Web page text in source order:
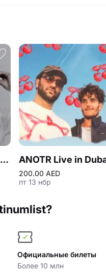
Charlotte de Witte at HIVE, Soho Garden in Dubai
200.00 AED
пт 13 нбр
Официальные билеты
Более 10 млн